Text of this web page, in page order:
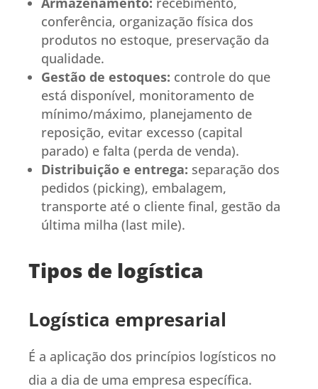
conferência, organização física dos
produtos no estoque, preservação da
qualidade.
Gestão de estoques: controle do que
está disponível, monitoramento de
mínimo/máximo, planejamento de
reposição, evitar excesso (capital
parado) e falta (perda de venda).
Distribuição e entrega: separação dos
pedidos (picking), embalagem,
transporte até o cliente final, gestão da
última milha (last mile).
Tipos de logística
Logística empresarial
É a aplicação dos princípios logísticos no
dia a dia de uma empresa específica.